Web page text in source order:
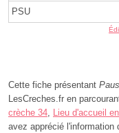
PSU
Cette fiche présentant
LesCreches.fr en
crèche 34, Lieu d'accueil
avez apprécié l'information